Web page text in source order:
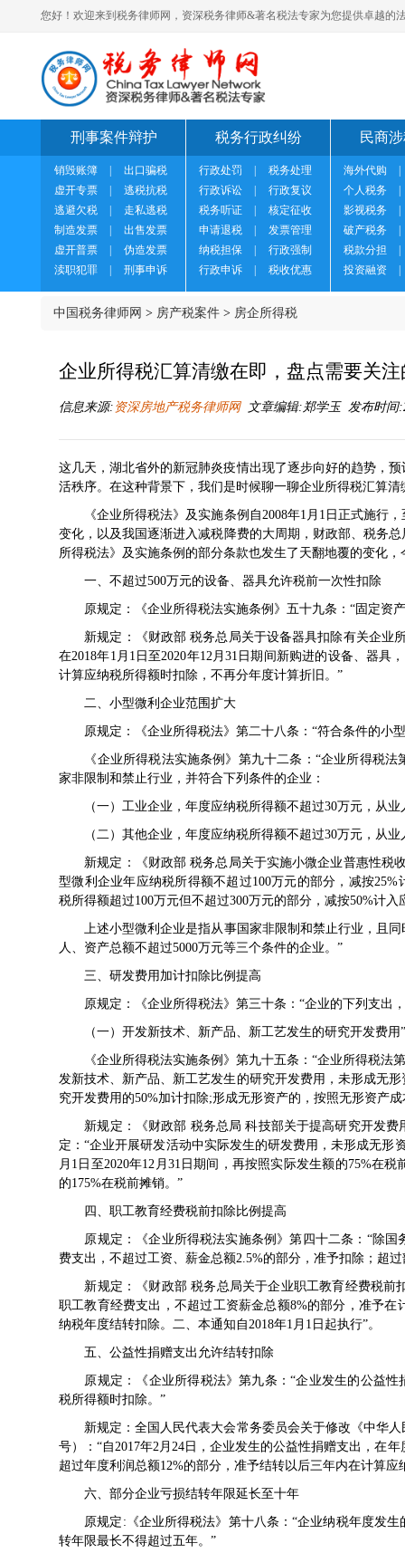
您好！欢迎来到税务律师网，资深税务律师&著名税法专家为您提供卓越的
刑事案件辩护
销毁账簿
出口骗税
虚开专票
逃税抗税
逃避欠税
走私逃税
制造发票
出售发票
虚开普票
伪造发票
渎职犯罪
刑事申诉
税务行政纠纷
行政处罚
税务处理
行政诉讼
行政复议
税务听证
核定征收
申请退税
发票管理
纳税担保
行政强制
行政申诉
税收优惠
民商
海外代购
个人税务
影视税务
破产税务
税款分担
投资融资
中国税务律师网 > 房产税案件 > 房企所得税
企业所得税汇算清缴在即，盘点需要关
信息来源: 资深房地产税务律师网文章编辑:郑学玉 发布时间
这几天，湖北省外的新冠肺炎疫情出现了逐步向好的趋势，
活秩序。在这种背景下，我们是时候聊一聊企业所得税汇算清
《企业所得税法》及实施条例 自2008年1月1日正式施行
变化，以及我国逐渐进入减税降费的大周期，财政部、税务
所得税法》及实施条例 的部分条款也发生了天翻地覆的变化
一、不超过500万元的设备、器具允许税前一次性扣除
原规定：《企业所得税法实施条例 》五十九条：“固定资
新规定：《财政部 税务总局关于设备器具扣除有关企业
在2018年1月1日至2020年12月31日期间新购进的设备、器
计算应纳税所得额时扣除，不再分年度计算折旧。”
二、小型微利企业范围扩大
原规定：《企业所得税法》第二十八条：“符合条件的小
《企业所得税法实施条例 》第九十二条：“企业所得税法
家非限制和禁止行业，并符合下列条件的企业：
（一）工业企业，年度应纳税所得额不超过30万元，从业
（二）其他企业，年度应纳税所得额不超过30万元，从业
新规定：《财政部 税务总局关于实施小微企业普惠性税
型微利企业年应纳税所得额不超过100万元的部分，减按
税所得额超过100万元但不超过300万元的部分，减按50%计
上述小型微利企业是指从事国家非限制和禁止行业，且同
人、资产总额不超过5000万元等三个条件的企业。”
三、研发费用加计扣除比例提高
原规定：《企业所得税法》第三十条：“企业的下列支出
（一）开发新技术、新产品、新工艺发生的研究开发费用
《企业所得税法实施条例 》第九十五条：“企业所得税法
发新技术、新产品、新工艺发生的研究开发费用，未形成无
究开发费用的50%加计扣除;形成无形资产的，按照无形资产成
新规定：《财政部 税务总局 科技部关于提高研究开发费
定：“企业开展研发活动中实际发生的研发费用，未形成无形
月1日至2020年12月31日期间，再按照实际发生额的75%在
的175%在税前摊销。”
四、职工教育经费税前扣除比例提高
原规定：《企业所得税法实施条例 》第四十二条：“除国
费支出，不超过工资、薪金总额2.5%的部分，准予扣除；超
新规定：《财政部 税务总局关于企业职工教育经费税前
职工教育经费支出，不超过工资薪金总额8%的部分，准予
纳税年度结转扣除。二、本通知自2018年1月1日起执行”。
五、公益性捐赠支出允许结转扣除
原规定：《企业所得税法》第九条：“企业发生的公益
税所得额时扣除。”
新规定：全国人民代表大会常务委员会关于修改《中华
号）：“自2017年2月24日，企业发生的公益性捐赠支出，在
超过年度利润总额12%的部分，准予结转以后三年内在计算应
六、部分企业亏损结转年限延长至十年
原规定:《企业所得税法》第十八条：“企业纳税年度发
转年限最长不得超过五年。”